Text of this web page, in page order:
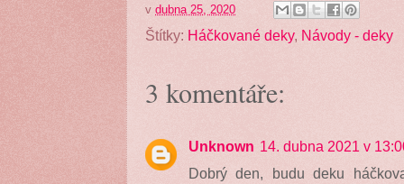
v dubna 25, 2020
Štítky: Háčkované deky, Návody - deky
3 komentáře:
Unknown 14. dubna 2021 v
Dobrý den, budu deku